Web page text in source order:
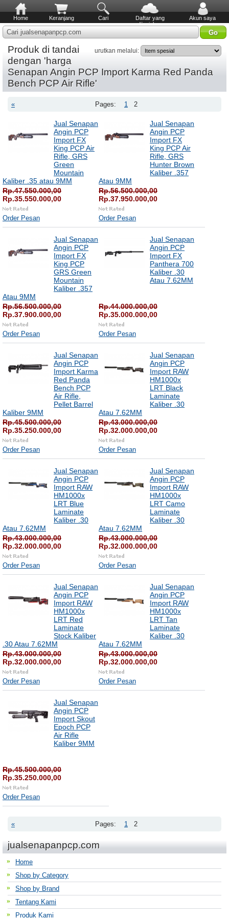
Home Keranjang Cari
Daftar yang
diinginkan
Akun saya
Cari jualsenapanpcp.com
urutkan melalui:
Produk di tandai
dengan 'harga
Senapan Angin PCP Import Karma Red Panda
Bench PCP Air Rifle'
« Pages: 1 2
Jual Senapan
Angin PCP
Import FX
King PCP Air
Rifle, GRS
Green
Mountain
Kaliber .35 atau 9MM
Rp.47.550.000,00
Rp.35.550.000,00
Order Pesan
Jual Senapan
Angin PCP
Import FX
King PCP Air
Rifle, GRS
Hunter Brown
Kaliber .357
Atau 9MM
Rp.56.500.000,00
Rp.37.950.000,00
Order Pesan
Jual Senapan
Angin PCP
Import FX
King PCP
GRS Green
Mountain
Kaliber .357
Atau 9MM
Rp.56.500.000,00
Rp.37.900.000,00
Order Pesan
Jual Senapan
Angin PCP
Import FX
Panthera 700
Kaliber .30
Atau 7.62MM
Rp.44.000.000,00
Rp.35.000.000,00
Order Pesan
Jual Senapan
Angin PCP
Import Karma
Red Panda
Bench PCP
Air Rifle,
Pellet Barrel
Kaliber 9MM
Rp.45.500.000,00
Rp.35.250.000,00
Order Pesan
Jual Senapan
Angin PCP
Import RAW
HM1000x
LRT Black
Laminate
Kaliber .30
Atau 7.62MM
Rp.43.000.000,00
Rp.32.000.000,00
Order Pesan
Jual Senapan
Angin PCP
Import RAW
HM1000x
LRT Blue
Laminate
Kaliber .30
Atau 7.62MM
Rp.43.000.000,00
Rp.32.000.000,00
Order Pesan
Jual Senapan
Angin PCP
Import RAW
HM1000x
LRT Camo
Laminate
Kaliber .30
Atau 7.62MM
Rp.43.000.000,00
Rp.32.000.000,00
Order Pesan
Jual Senapan
Angin PCP
Import RAW
HM1000x
LRT Red
Laminate
Stock Kaliber
.30 Atau 7.62MM
Rp.43.000.000,00
Rp.32.000.000,00
Order Pesan
Jual Senapan
Angin PCP
Import RAW
HM1000x
LRT Tan
Laminate
Kaliber .30
Atau 7.62MM
Rp.43.000.000,00
Rp.32.000.000,00
Order Pesan
Jual Senapan
Angin PCP
Import Skout
Epoch PCP
Air Rifle
Kaliber 9MM
Rp.45.500.000,00
Rp.35.250.000,00
Order Pesan
« Pages: 1 2
jualsenapanpcp.com
Home
Shop by Category
Shop by Brand
Tentang Kami
Produk Kami